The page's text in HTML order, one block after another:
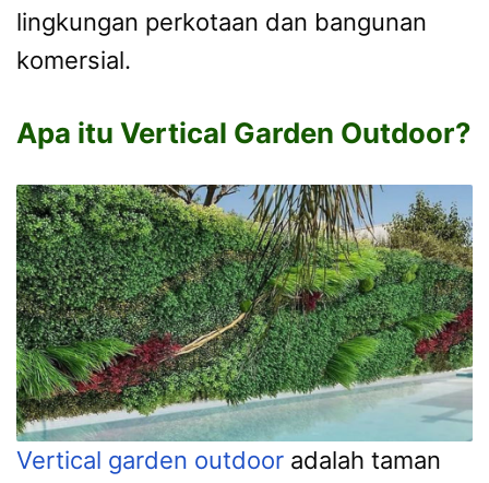
lingkungan perkotaan dan bangunan
komersial.
Apa itu Vertical Garden Outdoor?
Vertical garden outdoor adalah taman